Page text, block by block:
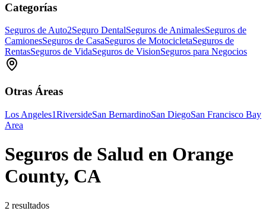
Categorías
Seguros de Auto2Seguro DentalSeguros de AnimalesSeguros de
CamionesSeguros de CasaSeguros de MotocicletaSeguros de
RentasSeguros de VidaSeguros de VisionSeguros para Negocios
Otras Áreas
Los Angeles1RiversideSan BernardinoSan DiegoSan Francisco Bay
Area
Seguros de Salud en Orange
County, CA
2 resultados